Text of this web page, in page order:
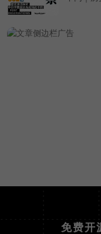
免费开